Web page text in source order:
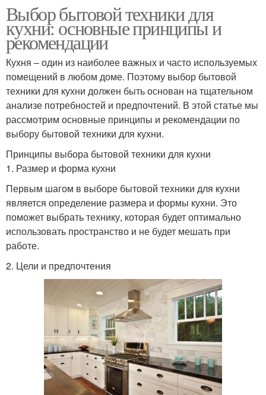
Выбор бытовой техники для
кухни: основные принципы и
рекомендации
Кухня – один из наиболее важных и часто используемых
помещений в любом доме. Поэтому выбор бытовой
техники для кухни должен быть основан на тщательном
анализе потребностей и предпочтений. В этой статье мы
рассмотрим основные принципы и рекомендации по
выбору бытовой техники для кухни.
Принципы выбора бытовой техники для кухни
1. Размер и форма кухни
Первым шагом в выборе бытовой техники для кухни
является определение размера и формы кухни. Это
поможет выбрать технику, которая будет оптимально
использовать пространство и не будет мешать при
работе.
2. Цели и предпочтения